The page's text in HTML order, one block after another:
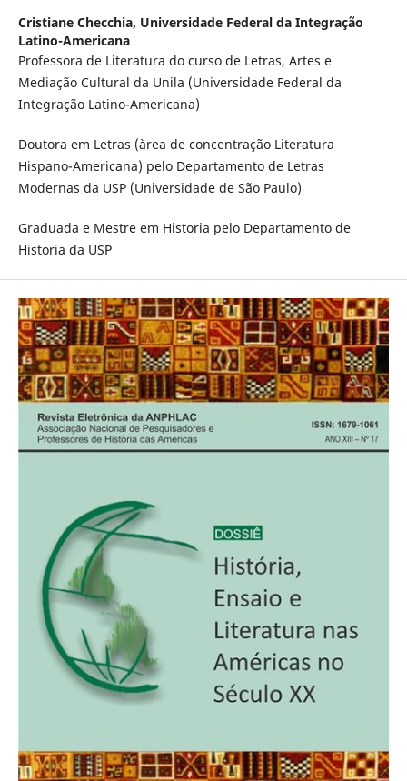
Cristiane Checchia, Universidade Federal da Integração
Latino-Americana
Professora de Literatura do curso de Letras, Artes e
Mediação Cultural da Unila (Universidade Federal da
Integração Latino-Americana)
Doutora em Letras (àrea de concentração Literatura
Hispano-Americana) pelo Departamento de Letras
Modernas da USP (Universidade de São Paulo)
Graduada e Mestre em Historia pelo Departamento de
Historia da USP